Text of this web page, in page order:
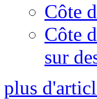
Côte
Côte
sur
plus